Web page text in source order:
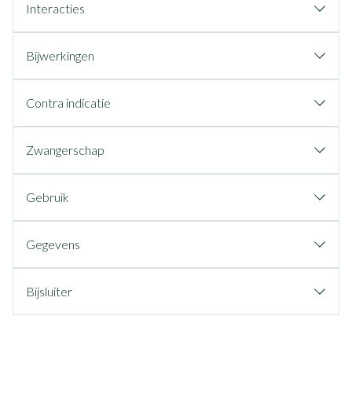
Interacties
Bijwerkingen
Contra indicatie
Zwangerschap
Gebruik
Gegevens
Bijsluiter